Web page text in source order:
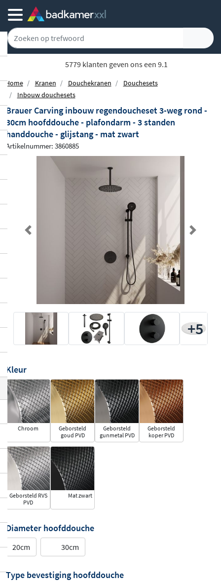
5779 klanten geven ons een 9.1
Home Kranen Douchekranen
Douchesets
Inbouw douchesets
Brauer Carving inbouw regendoucheset 3-weg rond -
30cm hoofddouche - plafondarm - 3 standen
handdouche - glijstang - mat zwart
Artikelnummer: 3860885
Previous Next
+5
Kleur
Chroom
Geborsteld
goud PVD
Geborsteld
gunmetal PVD
Geborsteld
koper PVD
Geborsteld RVS
PVD
Mat zwart
Diameter hoofddouche
20cm 30cm
Type bevestiging hoofddouche